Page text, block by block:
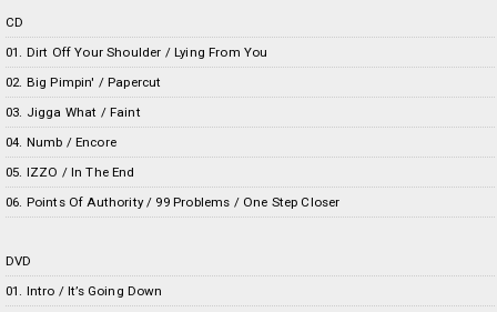
CD
01. Dirt Off Your Shoulder / Lying From You
02. Big Pimpin' / Papercut
03. Jigga What / Faint
04. Numb / Encore
05. IZZO / In The End
06. Points Of Authority / 99 Problems / One Step Closer
DVD
01. Intro / It’s Going Down